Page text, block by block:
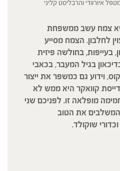
צמח עשב ממשפחת
לחלבון. הצמח מסייע
בעייפות, בחולשה פיזית
בגיל המעבר, בכאבי
וידוע גם כמשפר את ייצור
קוואקר היא ממש לא
מופלאה זו. לפניכם שני
המשלבים את הטוב
שוקולד.